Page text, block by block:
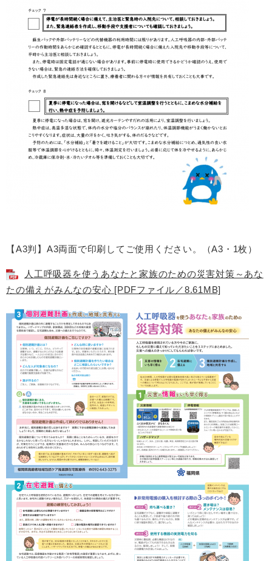
【A3判】A3両面で印刷してご使用ください。（A3・1枚）
人工呼吸器を使うあなたと家族のための災害対策～あな
たの備えがみんなの安心 [PDFファイル／8.61MB]